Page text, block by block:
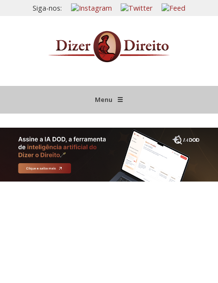
Siga-nos:
Menu ☰
JURISPRUDÊNCIA COMENTADA
INFORMATIVOS COMENTADOS